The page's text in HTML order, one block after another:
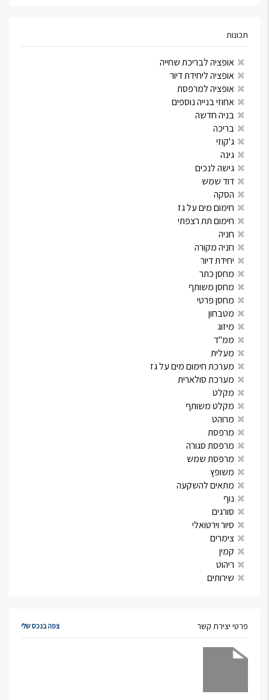
תכונות
אופציה לבריכת שחייה
אופציה ליחידת דיור
אופציה למרפסת
אחוזי בנייה נוספים
בניה חדשה
בריכה
ג'קוזי
גינה
גישה לנכים
דוד שמש
הסקה
חימום מים על גז
חימום תת רצפתי
חניה
חניה מקורה
יחידת דיור
מחסן כתר
מחסן משותף
מחסן פרטי
מטבחון
מיזוג
ממ"ד
מעלית
מערכת חימום מים על גז
מערכת סולארית
מקלט
מקלט משותף
מרוהט
מרפסת
מרפסת סגורה
מרפסת שמש
משופץ
מתאים להשקעה
נוף
סורגים
סיור וירטואלי
צימרים
קמין
ריהוט
שירותים
פרטי יצירת קשר צפה בנכס שלי